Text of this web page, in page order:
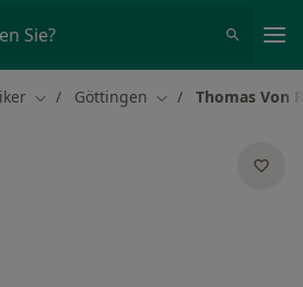
Sie?
Stadt ändern
Göttingen Stadt ändern
Thomas Von